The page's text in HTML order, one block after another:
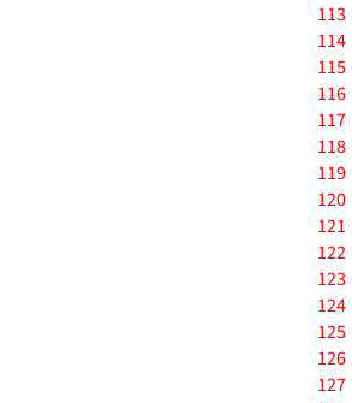
113
114
115
116
117
118
119
120
121
122
123
124
125
126
127